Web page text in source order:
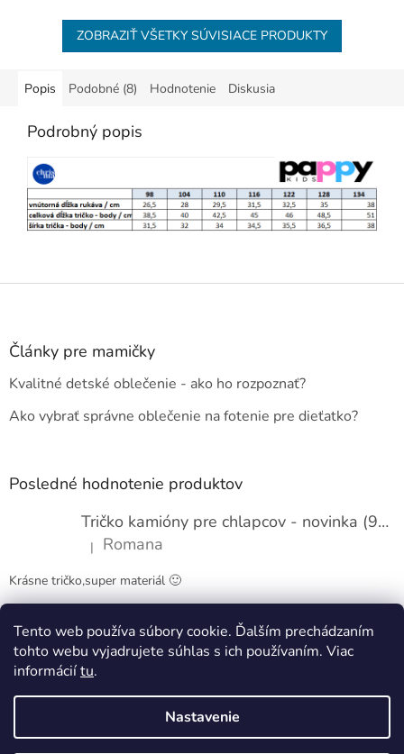
Tento web používa súbory cookie. Ďalším prechádzaním
tohto webu vyjadrujete súhlas s ich používaním. Viac
informáciítu.
Nastavenie
ZOBRAZIŤ VŠETKY SÚVISIACE PRODUKTY
Popis Podobné (8) Hodnotenie Diskusia
Podrobný popis
Z
Články pre mamičky
Kvalitné detské oblečenie - ako ho rozpoznať?
Ako vybrať správne oblečenie na fotenie pre dieťatko?
Posledné hodnotenie produktov
Tričko kamióny pre chlapcov - novinka (98-134)
Hodnotenie produktu je 5 z 5 hviezdičiek.
| Romana
Krásne tričko,super materiál 🙂
Obchodné podmienky Kontakty
Vytvoril Shoptet